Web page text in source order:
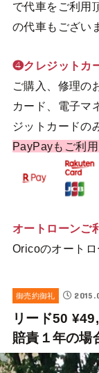
で代車をご利用
の代車もござい
❹クレジットカ
ご購入、修理の
カード、電子マ
ジットカードの
PayPayもご利用
オートローンご
Oricoのオートロ
御売約御礼
リード50
賠責１年の場